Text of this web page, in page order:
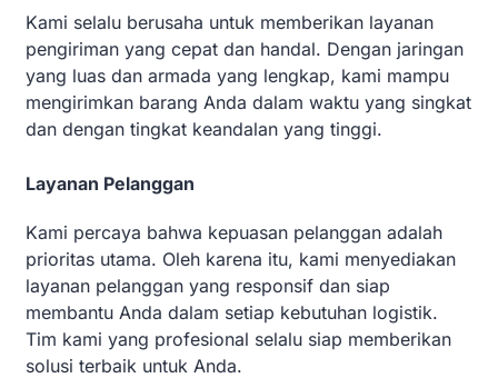
Kami selalu berusaha untuk memberikan layanan
pengiriman yang cepat dan handal. Dengan jaringan
yang luas dan armada yang lengkap, kami mampu
mengirimkan barang Anda dalam waktu yang singkat
dan dengan tingkat keandalan yang tinggi.
Layanan Pelanggan
Kami percaya bahwa kepuasan pelanggan adalah
prioritas utama. Oleh karena itu, kami menyediakan
layanan pelanggan yang responsif dan siap
membantu Anda dalam setiap kebutuhan logistik.
Tim kami yang profesional selalu siap memberikan
solusi terbaik untuk Anda.